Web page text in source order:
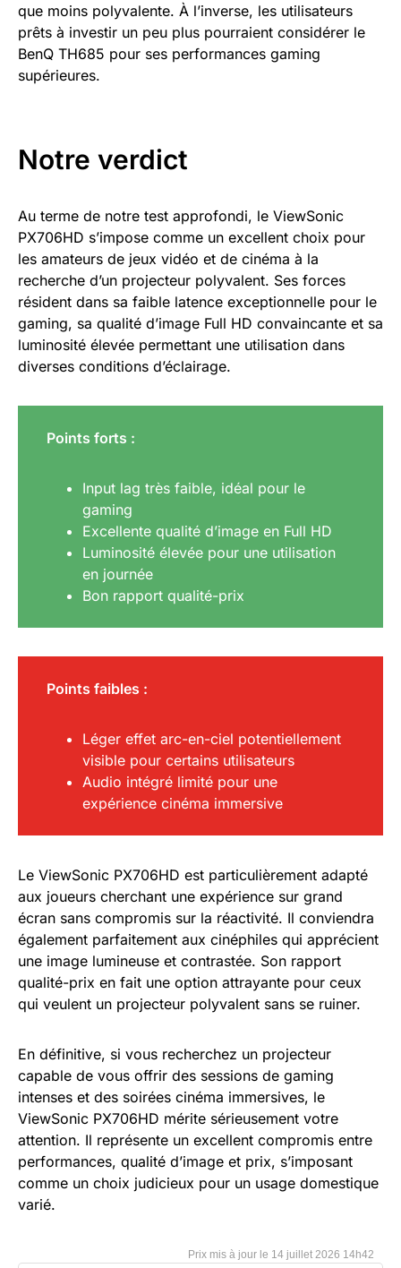
que moins polyvalente. À l’inverse, les utilisateurs
prêts à investir un peu plus pourraient considérer le
BenQ TH685 pour ses performances gaming
supérieures.
Notre verdict
Au terme de notre test approfondi, le ViewSonic
PX706HD s’impose comme un excellent choix pour
les amateurs de jeux vidéo et de cinéma à la
recherche d’un projecteur polyvalent. Ses forces
résident dans sa faible latence exceptionnelle pour le
gaming, sa qualité d’image Full HD convaincante et sa
luminosité élevée permettant une utilisation dans
diverses conditions d’éclairage.
Points forts :
Input lag très faible, idéal pour le
gaming
Excellente qualité d’image en Full HD
Luminosité élevée pour une utilisation
en journée
Bon rapport qualité-prix
Points faibles :
Léger effet arc-en-ciel potentiellement
visible pour certains utilisateurs
Audio intégré limité pour une
expérience cinéma immersive
Le ViewSonic PX706HD est particulièrement adapté
aux joueurs cherchant une expérience sur grand
écran sans compromis sur la réactivité. Il conviendra
également parfaitement aux cinéphiles qui apprécient
une image lumineuse et contrastée. Son rapport
qualité-prix en fait une option attrayante pour ceux
qui veulent un projecteur polyvalent sans se ruiner.
En définitive, si vous recherchez un projecteur
capable de vous offrir des sessions de gaming
intenses et des soirées cinéma immersives, le
ViewSonic PX706HD mérite sérieusement votre
attention. Il représente un excellent compromis entre
performances, qualité d’image et prix, s’imposant
comme un choix judicieux pour un usage domestique
varié.
14 juillet 2026 14h42